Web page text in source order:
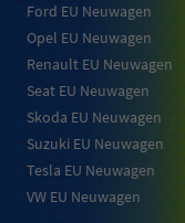
Ford EU Neuwagen
Opel EU Neuwagen
Renault EU Neuwagen
Seat EU Neuwagen
Skoda EU Neuwagen
Suzuki EU Neuwagen
Tesla EU Neuwagen
VW EU Neuwagen